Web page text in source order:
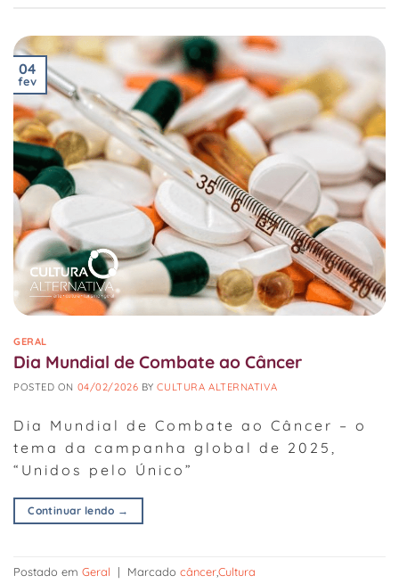
04
fev
GERAL
Dia Mundial de Combate ao Câncer
POSTED ON 04/02/2026 BYCULTURA ALTERNATIVA
Dia Mundial de Combate ao Câncer – o
tema da campanha global de 2025,
“Unidos pelo Único”
Continuar lendo →
Postado em Geral | Marcado câncerCultura